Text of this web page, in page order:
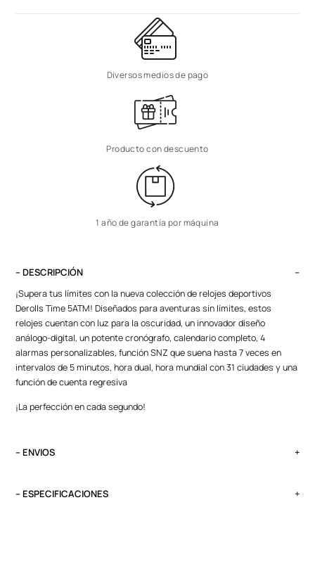
Diversos medios de pago
Producto con descuento
1 año de garantía por máquina
– DESCRIPCIÓN
¡Supera tus límites con la nueva colección de relojes deportivos
Derolls Time 5ATM! Diseñados para aventuras sin límites, estos
relojes cuentan con luz para la oscuridad, un innovador diseño
análogo-digital, un potente cronógrafo, calendario completo, 4
alarmas personalizables, función SNZ que suena hasta 7 veces en
intervalos de 5 minutos, hora dual, hora mundial con 31 ciudades y una
función de cuenta regresiva
¡La perfección en cada segundo!
– ENVIOS
2 a 4 días, provincias según destino.
– ESPECIFICACIONES